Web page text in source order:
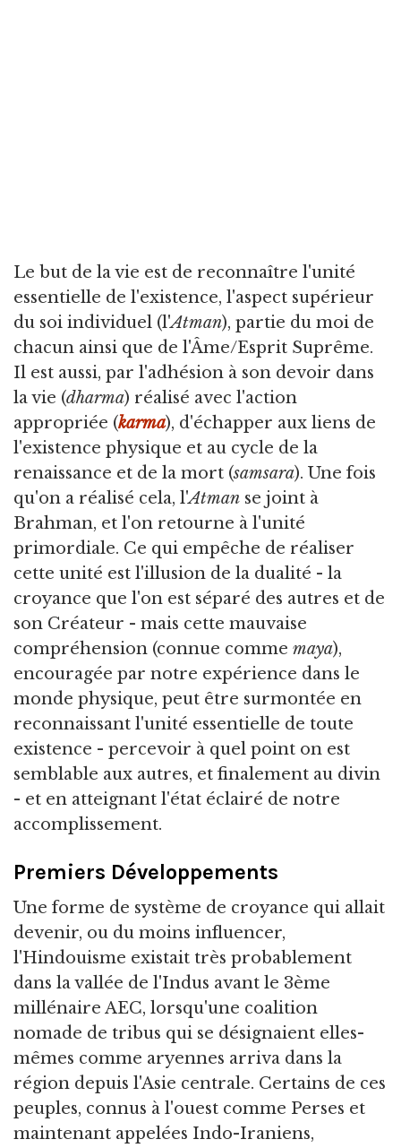
Le but de la vie est de reconnaître l'unité
essentielle de l'existence, l'aspect supérieur
du soi individuel (l'Atman), partie du moi de
chacun ainsi que de l'Âme/Esprit Suprême.
Il est aussi, par l'adhésion à son devoir dans
la vie (dharma) réalisé avec l'action
appropriée (karma), d'échapper aux liens de
l'existence physique et au cycle de la
renaissance et de la mort (samsara). Une fois
qu'on a réalisé cela, l'Atman se joint à
Brahman, et l'on retourne à l'unité
primordiale. Ce qui empêche de réaliser
cette unité est l'illusion de la dualité - la
croyance que l'on est séparé des autres et de
son Créateur - mais cette mauvaise
compréhension (connue comme maya),
encouragée par notre expérience dans le
monde physique, peut être surmontée en
reconnaissant l'unité essentielle de toute
existence - percevoir à quel point on est
semblable aux autres, et finalement au divin
- et en atteignant l'état éclairé de notre
accomplissement.
Premiers Développements
Une forme de système de croyance qui allait
devenir, ou du moins influencer,
l'Hindouisme existait très probablement
dans la vallée de l'Indus avant le 3ème
millénaire AEC, lorsqu'une coalition
nomade de tribus qui se désignaient elles-
mêmes comme aryennes arriva dans la
région depuis l'Asie centrale. Certains de ces
peuples, connus à l'ouest comme Perses et
maintenant appelées Indo-Iraniens,